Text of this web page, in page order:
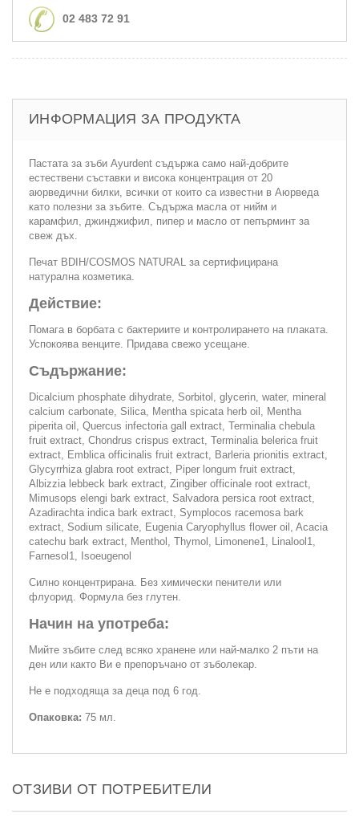
02 483 72 91
ИНФОРМАЦИЯ ЗА ПРОДУКТА
Пастата за зъби Ayurdent съдържа само най-добрите
естествени съставки и висока концентрация от 20
аюрведични билки, всички от които са известни в Аюрведа
като полезни за зъбите. Съдържа масла от нийм и
карамфил, джинджифил, пипер и масло от пепърминт за
свеж дъх.
Печат BDIH/COSMOS NATURAL за сертифицирана
натурална козметика.
Действие:
Помага в борбата с бактериите и контролирането на плаката.
Успокоява венците. Придава свежо усещане.
Съдържание:
Dicalcium phosphate dihydrate, Sorbitol, glycerin, water, mineral
calcium carbonate, Silica, Mentha spicata herb oil, Mentha
piperita oil, Quercus infectoria gall extract, Terminalia chebula
fruit extract, Chondrus crispus extract, Terminalia belerica fruit
extract, Emblica officinalis fruit extract, Barleria prionitis extract,
Glycyrrhiza glabra root extract, Piper longum fruit extract,
Albizzia lebbeck bark extract, Zingiber officinale root extract,
Mimusops elengi bark extract, Salvadora persica root extract,
Azadirachta indica bark extract, Symplocos racemosa bark
extract, Sodium silicate, Eugenia Caryophyllus flower oil, Acacia
catechu bark extract, Menthol, Thymol, Limonene1, Linalool1,
Farnesol1, Isoeugenol
Силно концентриранa. Без химически пенители или
флуорид. Формула без глутен.
Начин на употреба:
Мийте зъбите след всяко хранене или най-малко 2 пъти на
ден или както Ви е препоръчано от зъболекар.
Не е подходяща за деца под 6 год.
Опаковка: 75 мл.
ОТЗИВИ ОТ ПОТРЕБИТЕЛИ